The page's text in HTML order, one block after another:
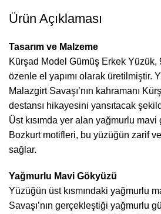
Ürün Açıklaması
Tasarım ve Malzeme
Kürşad Model Gümüş Erkek Yüzük,
özenle el yapımı olarak üretilmiştir.
Malazgirt Savaşı’nın kahramanı
destansı hikayesini yansıtacak
Üst kısımda yer alan yağmurlu
Bozkurt motifleri, bu yüzüğün zarif
sağlar.
Yağmurlu Mavi Gökyüzü
Yüzüğün üst kısmındaki yağmurlu
Savaşı’nın gerçekleştiği yağmurlu